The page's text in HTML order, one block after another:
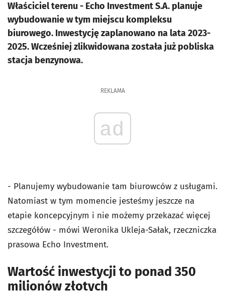
Właściciel terenu - Echo Investment S.A. planuje
wybudowanie w tym miejscu kompleksu
biurowego. Inwestycję zaplanowano na lata 2023-
2025. Wcześniej zlikwidowana została już pobliska
stacja benzynowa.
REKLAMA
ad
- Planujemy wybudowanie tam biurowców z usługami.
Natomiast w tym momencie jesteśmy jeszcze na
etapie koncepcyjnym i nie możemy przekazać więcej
szczegółów - mówi Weronika Ukleja-Sałak, rzeczniczka
prasowa Echo Investment.
Wartość inwestycji to ponad 350
milionów złotych